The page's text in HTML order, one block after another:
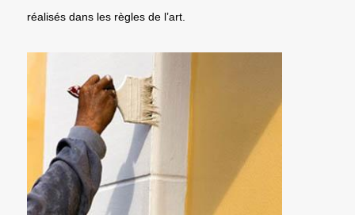
réalisés dans les règles de l’art.